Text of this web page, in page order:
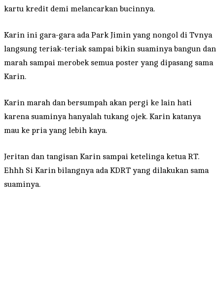
kartu kredit demi melancarkan bucinnya.
Karin ini gara-gara ada Park Jimin yang nongol di Tvnya
langsung teriak-teriak sampai bikin suaminya bangun dan
marah sampai merobek semua poster yang dipasang sama
Karin.
Karin marah dan bersumpah akan pergi ke lain hati
karena suaminya hanyalah tukang ojek. Karin katanya
mau ke pria yang lebih kaya.
Jeritan dan tangisan Karin sampai ketelinga ketua RT.
Ehhh Si Karin bilangnya ada KDRT yang dilakukan sama
suaminya.